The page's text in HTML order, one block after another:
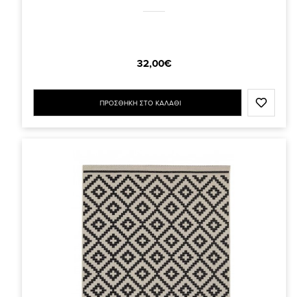
32,00€
ΠΡΟΣΘΗΚΗ ΣΤΟ ΚΑΛΑΘΙ